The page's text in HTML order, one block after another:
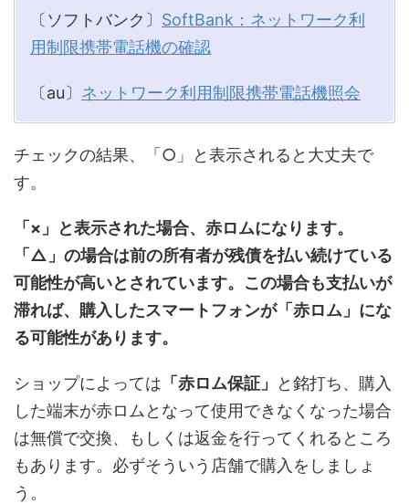
〔ソフトバンク〕 SoftBank：ネットワーク利
用制限携帯電話機の確認
〔au〕 ネットワーク利用制限携帯電話機照会
チェックの結果、「○」と表示されると大丈夫で
す。
「×」と表示された場合、赤ロムになります。
「△」の場合は前の所有者が残債を払い続けている
可能性が高いとされています。この場合も支払いが
滞れば、購入したスマートフォンが「赤ロム」にな
る可能性があります。
ショップによっては 「赤ロム保証」
と銘打ち、購入
した端末が赤ロムとなって使用できなくなった場合
は無償で交換、もしくは返金を行ってくれるところ
もあります。必ずそういう店舗で購入をしましょ
う。